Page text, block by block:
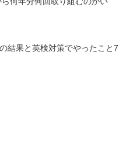
結果と英検対策でやったこと7